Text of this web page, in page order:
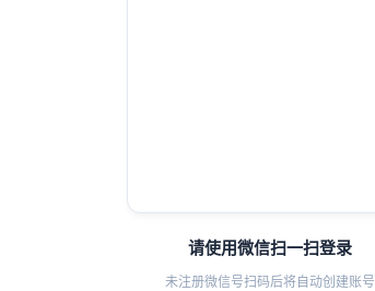
请使用微信扫一扫登录
未注册微信号扫码后将自动创建账号